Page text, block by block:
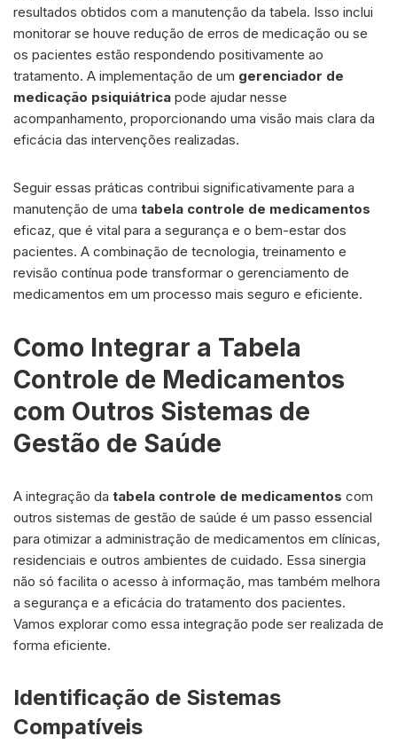
resultados obtidos com a manutenção da tabela. Isso inclui
monitorar se houve redução de erros de medicação ou se
os pacientes estão respondendo positivamente ao
tratamento. A implementação de um gerenciador de
medicação psiquiátrica pode ajudar nesse
acompanhamento, proporcionando uma visão mais clara da
eficácia das intervenções realizadas.
Seguir essas práticas contribui significativamente para a
manutenção de uma tabela controle de medicamentos
eficaz, que é vital para a segurança e o bem-estar dos
pacientes. A combinação de tecnologia, treinamento e
revisão contínua pode transformar o gerenciamento de
medicamentos em um processo mais seguro e eficiente.
Como Integrar a Tabela
Controle de Medicamentos
com Outros Sistemas de
Gestão de Saúde
A integração da tabela controle de medicamentos com
outros sistemas de gestão de saúde é um passo essencial
para otimizar a administração de medicamentos em clínicas,
residenciais e outros ambientes de cuidado. Essa sinergia
não só facilita o acesso à informação, mas também melhora
a segurança e a eficácia do tratamento dos pacientes.
Vamos explorar como essa integração pode ser realizada de
forma eficiente.
Identificação de Sistemas
Compatíveis